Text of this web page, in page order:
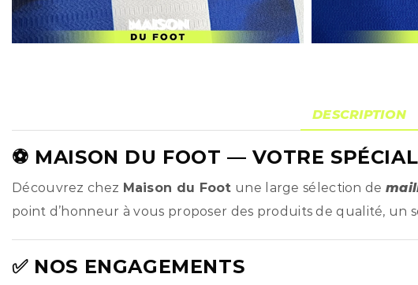
DESCRIPTION
⚽ MAISON DU FOOT — VOTRE
Découvrez chez Maison du Foot une large sélection de
point d’honneur à vous proposer des produits de qualité, un
✅ NOS ENGAGEMENTS